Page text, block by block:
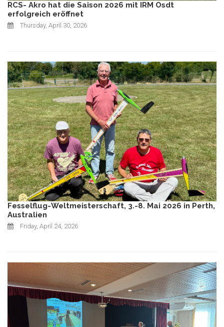
RCS- Akro hat die Saison 2026 mit IRM Osdt
erfolgreich eröffnet
Thursday, April 30, 2026
Fesselflug-Weltmeisterschaft, 3.-8. Mai 2026 in Perth,
Australien
Friday, April 24, 2026